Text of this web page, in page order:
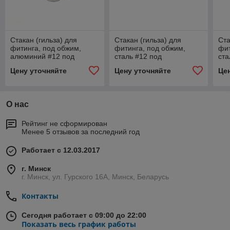
Стакан (гильза) для
фитинга, под обжим,
алюминий #12 под
Цену уточняйте
Стакан (гильза) для
фитинга, под обжим,
сталь #12 под
толстостенные шланги.
Цену уточняйте
О нас
Рейтинг не сформирован
Менее 5 отзывов за последний год
Работает с 12.03.2017
г. Минск
г. Минск, ул. Гурского 16А, Минск, Беларусь
Контакты
Сегодня работает с 09:00 до 22:00
Показать весь график работы